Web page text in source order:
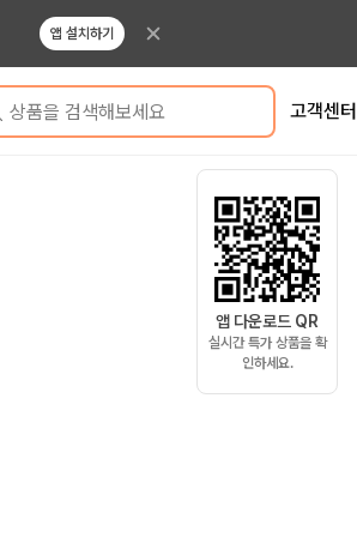
앱 설치하기
상품을 검색해보세요 고객센터
앱 다운로드 QR
실시간 특가 상품을 확
인하세요.